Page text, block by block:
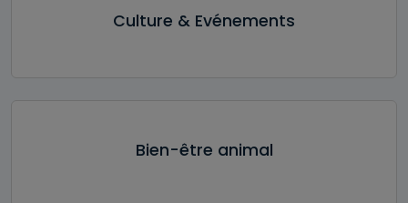
Culture & Evénements
Bien-être animal